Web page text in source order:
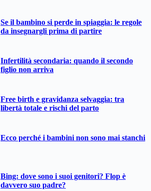
Se il bambino si perde in spiaggia: le regole
da insegnargli prima di partire
Infertilità secondaria: quando il secondo
figlio non arriva
Free birth e gravidanza selvaggia: tra
libertà totale e rischi del parto
Ecco perché i bambini non sono mai stanchi
Bing: dove sono i suoi genitori? Flop è
davvero suo padre?